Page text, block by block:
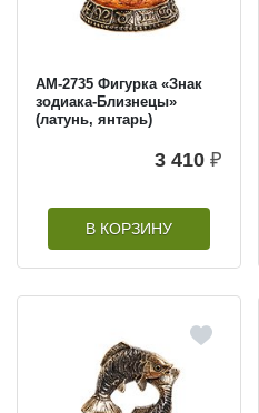
AM-2735 Фигурка «Знак
зодиака-Близнецы»
(латунь, янтарь)
3 410 ₽
В КОРЗИНУ